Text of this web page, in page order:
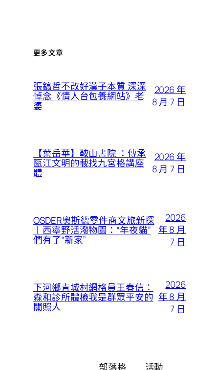
更多文章
張鎬哲不改好漢子本質 深深
悼念《情人台包養網站》老
婆
2026 年
8 月 7 日
【葉岳華】鞍山書院 ：傳承
甌江文明的載找九宮格講座
體
2026 年
8 月 7 日
OSDER奧斯德零件商文旅新探
丨西寧野活潑物園：“年夜貓”
們有了“新家”
2026
年 8 月
7 日
下河鄉青城村網格員王春信：
森和診所體檢我是群眾平安的
關照人
2026
年 8 月
7 日
部落格 活動